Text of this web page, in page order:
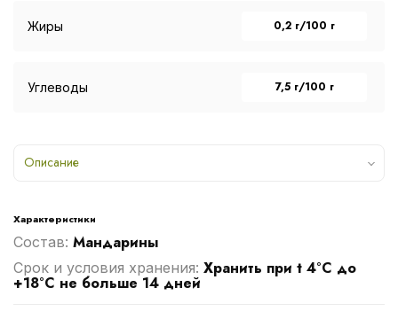
Жиры 0,2 г/100 г
Углеводы 7,5 г/100 г
Описание
Характеристики
Cостав: Мандарины
Срок и условия хранения: Хранить при t 4°С до
+18°С не больше 14 дней